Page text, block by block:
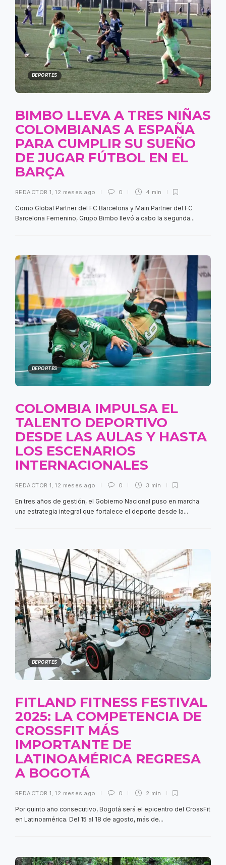
DEPORTES
BIMBO LLEVA A TRES NIÑAS
COLOMBIANAS A ESPAÑA
PARA CUMPLIR SU SUEÑO
DE JUGAR FÚTBOL EN EL
BARÇA
REDACTOR 1 ,12 meses ago 0 4 min
Como Global Partner del FC Barcelona y Main Partner del FC
Barcelona Femenino, Grupo Bimbo llevó a cabo la segunda...
DEPORTES
COLOMBIA IMPULSA EL
TALENTO DEPORTIVO
DESDE LAS AULAS Y HASTA
LOS ESCENARIOS
INTERNACIONALES
REDACTOR 1 ,12 meses ago 0 3 min
En tres años de gestión, el Gobierno Nacional puso en marcha
una estrategia integral que fortalece el deporte desde la...
DEPORTES
FITLAND FITNESS FESTIVAL
2025: LA COMPETENCIA DE
CROSSFIT MÁS
IMPORTANTE DE
LATINOAMÉRICA REGRESA
A BOGOTÁ
REDACTOR 1 ,12 meses ago 0 2 min
Por quinto año consecutivo, Bogotá será el epicentro del CrossFit
en Latinoamérica. Del 15 al 18 de agosto, más de...